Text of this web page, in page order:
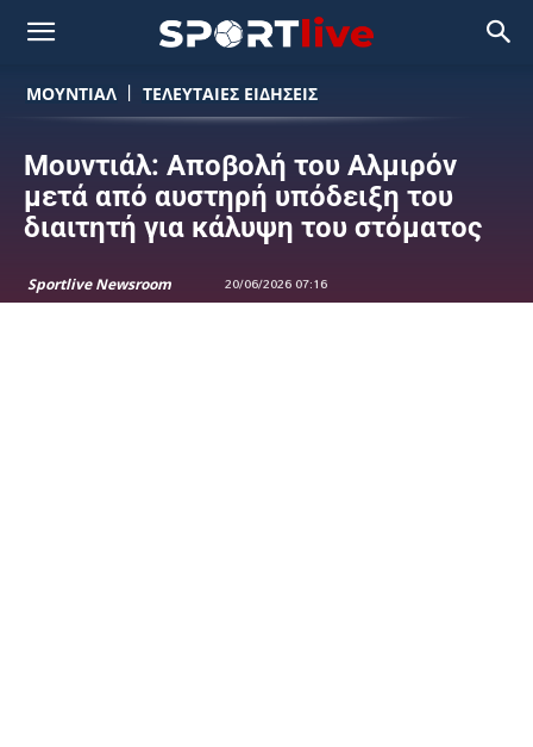
ΜΟΥΝΤΙΆΛ ΤΕΛΕΥΤΑΙΕΣ ΕΙΔΗΣΕΙΣ
Μουντιάλ: Αποβολή του Αλμιρόν
μετά από αυστηρή υπόδειξη του
διαιτητή για κάλυψη του στόματος
Sportlive Newsroom 20/06/2026 07:16